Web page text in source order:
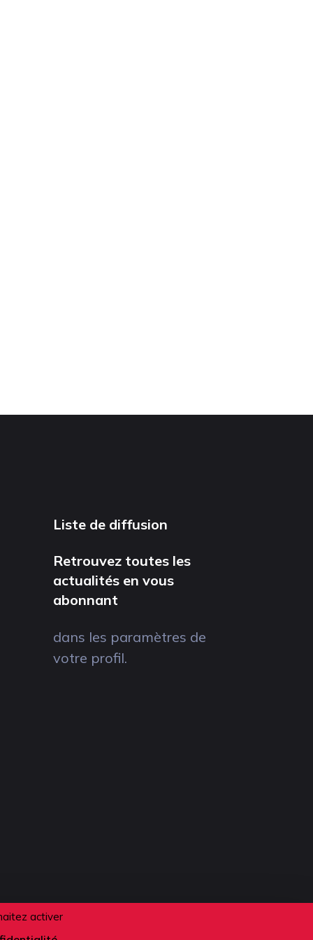
activer
Liste de diffusion
Retrouvez toutes les
actualités en vous
abonnant
dans les paramètres de
votre profil.